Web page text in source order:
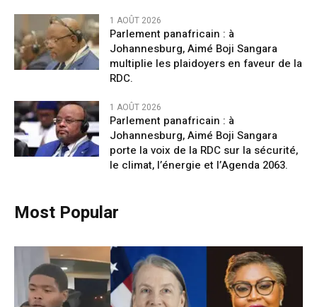
1 AOÛT 2026
Parlement panafricain : à
Johannesburg, Aimé Boji Sangara
multiplie les plaidoyers en faveur de la
RDC.
1 AOÛT 2026
Parlement panafricain : à
Johannesburg, Aimé Boji Sangara
porte la voix de la RDC sur la sécurité,
le climat, l’énergie et l’Agenda 2063.
Most Popular